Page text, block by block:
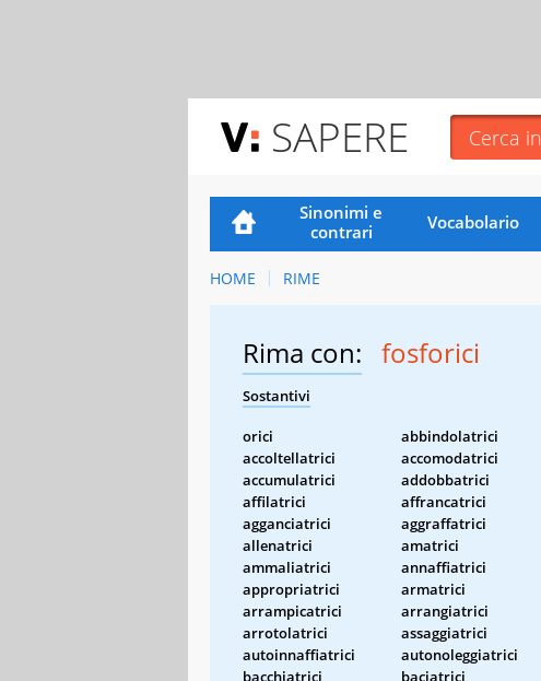
SAPERE
Sinonimi e
contrari
Vocabolario
HOME RIME
Rima con: fosforici
Sostantivi
orici abbindolatrici
accoltellatrici
accomodatrici
accumulatrici
addobbatrici
affilatrici
affrancatrici
agganciatrici
aggraffatrici
allenatrici
amatrici
ammaliatrici
annaffiatrici
appropriatrici
armatrici
arrampicatrici
arrangiatrici
arrotolatrici
assaggiatrici
autoinnaffiatrici
autonoleggiatrici
bacchiatrici
baciatrici